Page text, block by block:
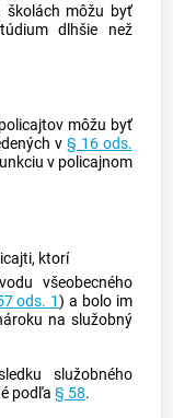
školách môžu byť
dlhšie než
môžu byť
v§ 16 ods.
v policajnom
ktorí
všeobecného
ods. 1) a bolo im
na služobný
služobného
podľa§ 58.